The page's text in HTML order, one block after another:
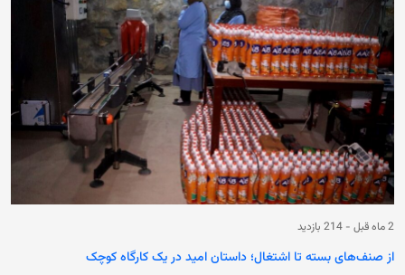
2 ماه قبل - 214 بازدید
از صنف‌های بسته تا اشتغال؛ داستان امید در یک کارگاه کوچک